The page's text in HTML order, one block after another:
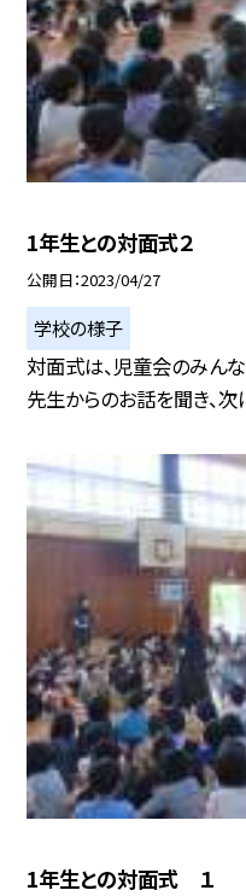
1年生との対面式２
公開日 2023/04/27
学校の様子
対面式は、児童会のみん
先生からのお話を聞き、次
1年生との対面式 １